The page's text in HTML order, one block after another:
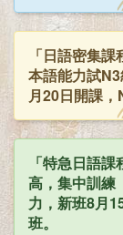
「日語密集
本語能力試
月20日開課
「特急日語
高，集中訓練
力，新班8月
班。